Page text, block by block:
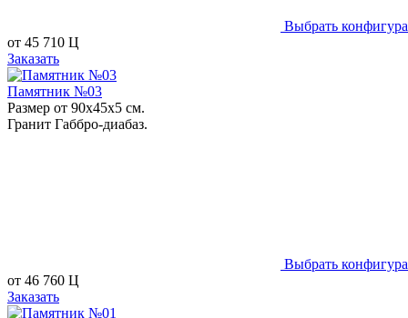
Выбрать
от 45 710 Ц
Заказать
Памятник №03
Размер от 90х45х5 см.
Гранит Габбро-диабаз.
Выбрать
от 46 760 Ц
Заказать